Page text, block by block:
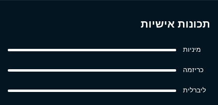
תכונות אישיות
מיניות
כריזמה
ליברלית